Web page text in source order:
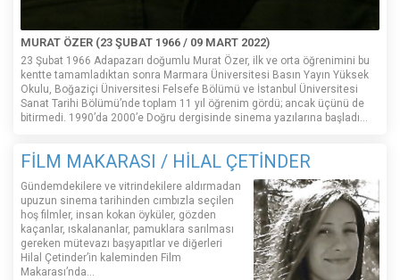
MURAT ÖZER (23 ŞUBAT 1966 / 09 MART 2022)
23 Şubat 1966 Adapazarı doğumlu Murat Özer, ilk ve orta öğrenimini bu
kentte tamamladıktan sonra Marmara Üniversitesi Basın Yayın Yüksek
Okulu, Boğaziçi Üniversitesi Felsefe Bölümü ve İstanbul Üniversitesi
Sanat Tarihi Bölümü’nde toplam 11 yıl öğrenim gördü; ancak üçünü de
bitirmedi. 1990’da 2000’e Doğru dergisinde sinema yazılarına başladı...
FİLM MAKARASI / HİLAL ÇETİNDER
Gündemdekilere ve vitrindekilere aldırmadan
upuzun sinema tarihinden cımbızla seçilen
hoş filmler, insan kokan öyküler, gözden
kaçanlar, ıskalananlar, pamuklara sarılması
gereken mütevazı başyapıtlar ve diğerleri
Hilal Çetinder’in kaleminden Film
Makarası’nda…